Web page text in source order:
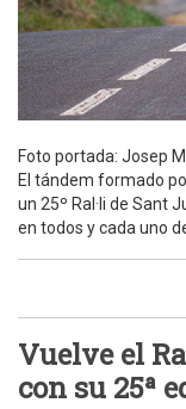
Foto portada: Josep
El tándem formado
un 25º Ral·li de Sant
en todos y cada uno
Vuelve el
con su 25ª